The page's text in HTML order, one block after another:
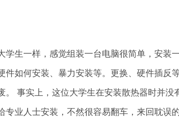
学生一样，感觉组装一台电脑很简单，安装
件如何安装、暴力安装等。更换、硬件插反
事实上，这位大学生在安装散热器时并没
专业人士安装，不然很容易翻车，来回耽误